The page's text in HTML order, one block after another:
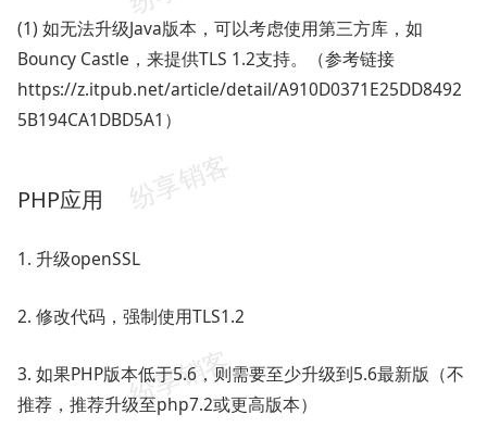
(1) 如无法升级Java版本，可以考虑使用第三方库，如
Bouncy Castle，来提供TLS 1.2支持。（参考链接
https://z.itpub.net/article/detail/A910D0371E25DD8492
5B194CA1DBD5A1）
PHP应用
1. 升级openSSL
2. 修改代码，强制使用TLS1.2
3. 如果PHP版本低于5.6，则需要至少升级到5.6最新版（不
推荐，推荐升级至php7.2或更高版本）